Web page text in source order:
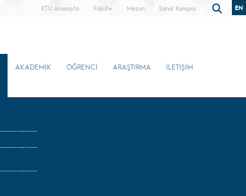
KTÜ Anasayfa Fakülte Mezun Sanal Kampüs EN
AKADEMİK ÖĞRENCİ ARAŞTIRMA İLETİŞİM